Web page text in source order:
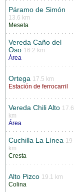
Páramo de Simón
13.6 km
Meseta
Vereda Caño del
Oso 16.2 km
Área
Ortega 17.5 km
Estación de ferrocarril
Vereda Chili Alto 17.6
km
Área
Cuchilla La Línea 19
km
Cresta
Alto Pizco 19.1 km
Colina